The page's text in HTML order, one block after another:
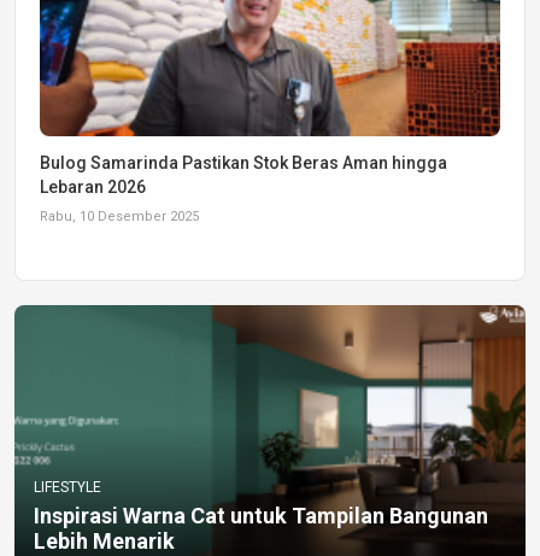
Bulog Samarinda Pastikan Stok Beras Aman hingga
Lebaran 2026
Rabu, 10 Desember 2025
LIFESTYLE
Inspirasi Warna Cat untuk Tampilan Bangunan
Lebih Menarik